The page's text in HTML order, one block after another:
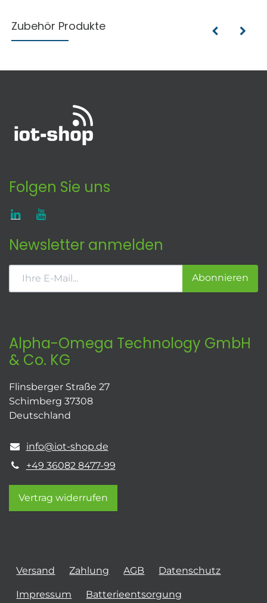
Zubehör Produkte
Folgen Sie uns
Newsletter anmelden
Abonnieren
Alpha-Omega Technology GmbH
& Co. KG
Flinsberger Straße 27
Schimberg 37308
Deutschland
info@iot-shop.de
+49 36082 8477-99
Vertrag widerrufen
Versand Zahlung AGB Datenschutz
Impressum Batterieentsorgung